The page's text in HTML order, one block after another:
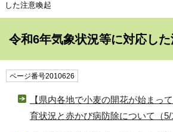
した注意喚起
令和6年気象状況等に対応し
ページ番号2010626
【県内各地で小麦の開花が始まっ
育状況と赤かび病防除について（5/